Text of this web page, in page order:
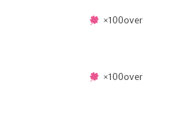
×100over
×100over